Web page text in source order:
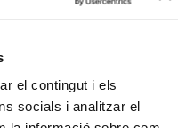
el contingut i els
socials i analitzar el